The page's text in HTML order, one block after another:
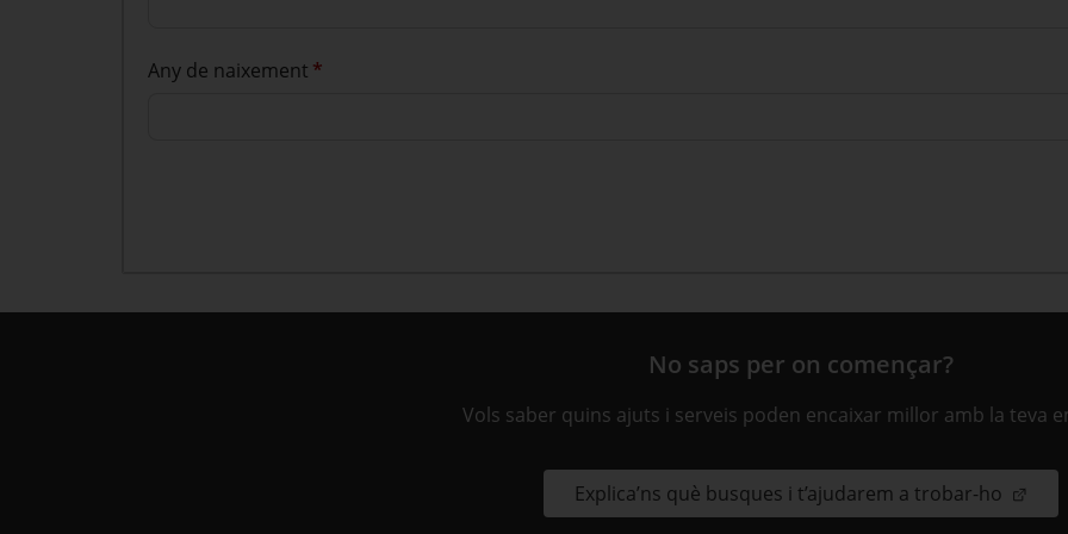
Any de naixement *
No saps per on començar?
Vols saber quins ajuts i serveis poden encaixar millor amb la teva
Explica’ns què busques i t’ajudarem a trobar-ho